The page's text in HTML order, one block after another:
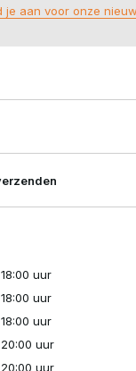
je aan voor onze
uur
uur
uur
uur
uur